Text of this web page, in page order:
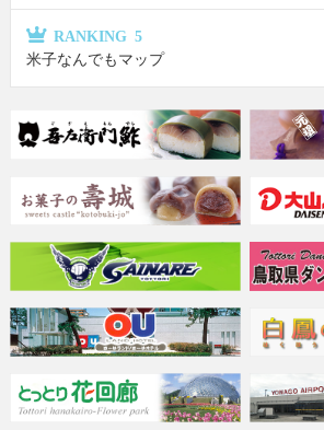
RANKING 5
米子なんでもマップ